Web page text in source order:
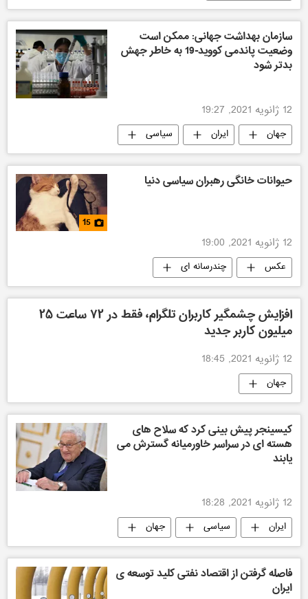
سازمان بهداشت جهانی: ممکن است
وضعیت پاندمی کووید-19 به خاطر جهش
بدتر شود
12 ژانویه 2021, 19:27
جهان ایران سیاسی
حیوانات خانگی رهبران سیاسی دنیا
15
12 ژانویه 2021, 19:00
عکس چندرسانه ای
افزایش چشمگیر کاربران تلگرام، فقط در ۷۲ ساعت ۲۵
میلیون کاربر جدید
12 ژانویه 2021, 18:45
جهان
کیسینجر پیش بینی کرد که سلاح های
هسته ای در سراسر خاورمیانه گسترش می
یابند
12 ژانویه 2021, 18:28
ایران سیاسی جهان
فاصله گرفتن از اقتصاد نفتی کلید توسعه ی
ایران